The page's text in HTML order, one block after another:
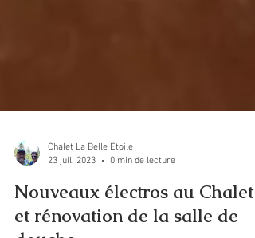
Chalet La Belle Etoile
23 juil. 2023
0 min de lecture
Nouveaux électros au Chalet